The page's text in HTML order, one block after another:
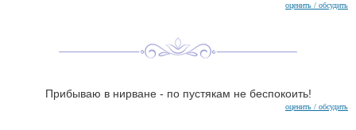
оценить / обсудить
Прибываю в нирване - по пустякам не беспокоить!
оценить / обсудить